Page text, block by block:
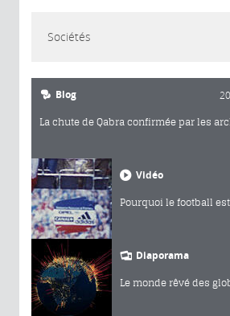
Sociétés
Blog
La chute de Qabra confirmée par les
Vidéo
Pourquoi le football
Diaporama
Le monde rêvé des